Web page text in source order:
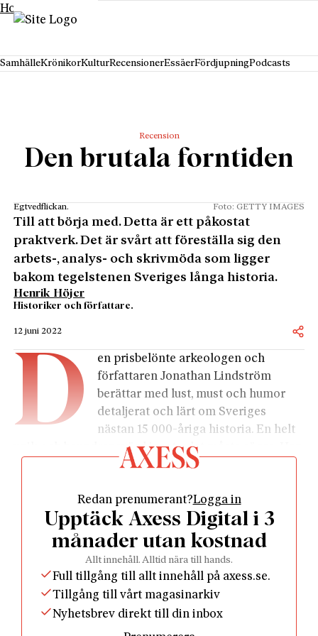
Hoppa till innehåll
SamhälleKrönikorKulturRecensionerEssäerFördjupningPodcasts
Recension
Den brutala forntiden
Egtvedflickan. Foto: GETTY IMAGES
Till att börja med. Detta är ett påkostat
praktverk. Det är svårt att föreställa sig den
arbets-, analys- och skrivmöda som ligger
bakom tegelstenen Sveriges långa historia.
Henrik Höjer
Historiker och författare.
12 juni 2022
D
en prisbelönte arkeologen och
författaren Jona­than Lindström
berättar med lust, must och humor
detaljerat och lärt om Sveriges
nästan 15 000-åriga historia. En helt
unik och beundransvärd insats, det måste sägas. Han
har sammanställt massor av nya ”framförallt
huvudsakligen tiden före medeltiden och den är
över 600 tätskrivna sidor tjock. Det faktum att det
tjugonde kapitlet berör tiden 1350–2022 på några få
sidor säger väl något om var tyngdpunkten ligger.
Det är, som han själv föga blygsamt konstaterar,
”första gången Sveriges historia tolkas
sammanhängande över alla tidsepoker”. En
Redan prenumerant?Logga in
Upptäck Axess Digital i 3
månader utan kostnad
Allt innehåll. Alltid nära till hands.
Full tillgång till allt innehåll på axess.se.
Tillgång till vårt magasinarkiv
Nyhetsbrev direkt till din inbox